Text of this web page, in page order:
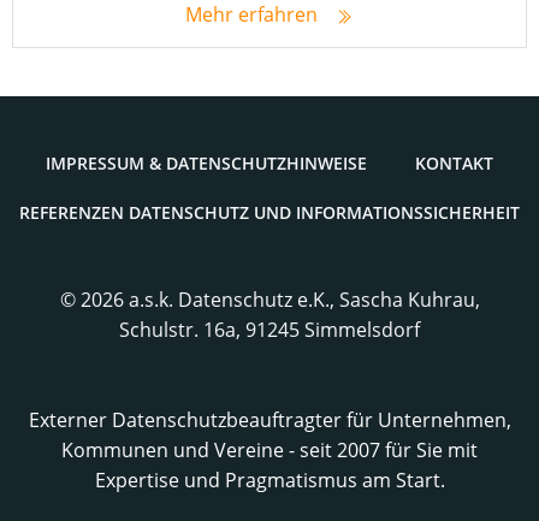
Mehr erfahren
IMPRES­SUM & DATENSCHUTZHINWEISE KON­TAKT
REFE­REN­ZEN DATEN­SCHUTZ UND INFORMATIONSSICHERHEIT
© 2026 a.s.k. Datenschutz e.K., Sascha Kuhrau,
Schulstr. 16a, 91245 Simmelsdorf
Externer Datenschutzbeauftragter für Unternehmen,
Kommunen und Vereine - seit 2007 für Sie mit
Expertise und Pragmatismus am Start.